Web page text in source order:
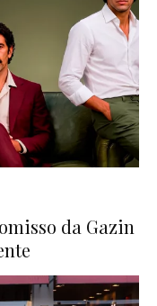
da Gazin